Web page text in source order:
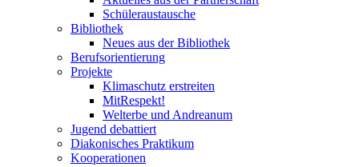
Schüleraustausche
Bibliothek
Neues aus der Bibliothek
Berufsorientierung
Projekte
Klimaschutz erstreiten
MitRespekt!
Welterbe und Andreanum
Jugend debattiert
Diakonisches Praktikum
Kooperationen